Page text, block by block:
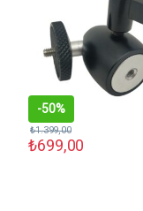
-50%
₺699,00
₺1.399,00